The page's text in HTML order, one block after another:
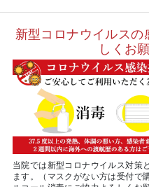
新型コロナウイルス
しくお
当院では新型コロナウイルス対策
ます。（マスクがない方は受付で